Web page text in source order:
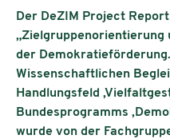
Der DeZIM Project
„Zielgruppenorientierung
der
Wissenschaftlichen
Handlungsfeld
Bundesprogramms
wurde von der